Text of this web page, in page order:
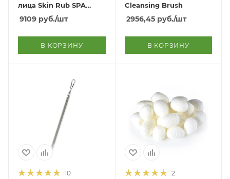
лица Skin Rub SPA
Cleansing Brush
9109 руб./шт
В КОРЗИНУ
Cleansing Brush
2956,45руб./шт
В КОРЗИНУ
10 2